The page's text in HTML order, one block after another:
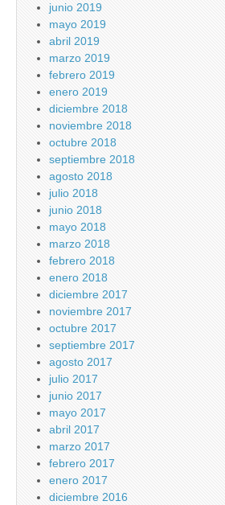
junio 2019
mayo 2019
abril 2019
marzo 2019
febrero 2019
enero 2019
diciembre 2018
noviembre 2018
octubre 2018
septiembre 2018
agosto 2018
julio 2018
junio 2018
mayo 2018
marzo 2018
febrero 2018
enero 2018
diciembre 2017
noviembre 2017
octubre 2017
septiembre 2017
agosto 2017
julio 2017
junio 2017
mayo 2017
abril 2017
marzo 2017
febrero 2017
enero 2017
diciembre 2016